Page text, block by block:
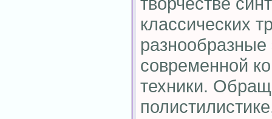
классических
современной
техники.